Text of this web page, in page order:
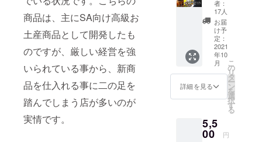
商品は、主にSA向け高級お
土産商品として開発したも
のですが、厳しい経営を強
いられている事から、新商
品を仕入れる事に二の足を
踏んでしまう店が多いのが
実情です。
騨牛肉
味噌 ×3
個 どて
味噌と
ろとろ
牛めし
×3個
者：
17人
お届
け予
定：
2021
年10
月
詳細を見る
こ
の
リ
タ
ー
ン
を
選
択
す
る
5,5
00 円